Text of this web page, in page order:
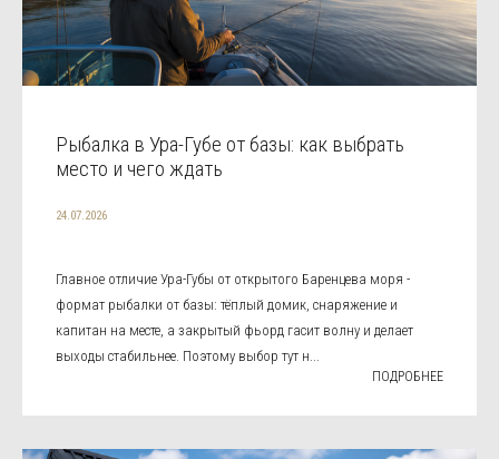
Рыбалка в Ура-Губе от базы: как выбрать
место и чего ждать
24.07.2026
Главное отличие Ура-Губы от открытого Баренцева моря -
формат рыбалки от базы: тёплый домик, снаряжение и
капитан на месте, а закрытый фьорд гасит волну и делает
выходы стабильнее. Поэтому выбор тут н...
ПОДРОБНЕЕ